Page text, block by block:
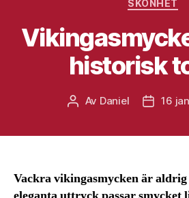
SKÖNHET
historisk
Inläggsförfattare
Av Daniel 16
Vackra vikingasmycken är